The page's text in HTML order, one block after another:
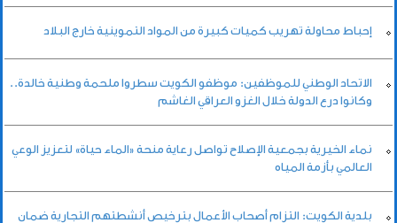
إحباط محاولة تهريب كميات كبيرة من المواد التموينية خارج البلاد
الاتحاد الوطني للموظفين: موظفو الكويت سطروا ملحمة وطنية خالدة..
وكانوا درع الدولة خلال الغزو العراقي الغاشم
نماء الخيرية بجمعية الإصلاح تواصل رعاية منحة «الماء حياة» لتعزيز الوعي
العالمي بأزمة المياه
بلدية الكويت: التزام أصحاب الأعمال بترخيص أنشطتهم التجارية ضمان